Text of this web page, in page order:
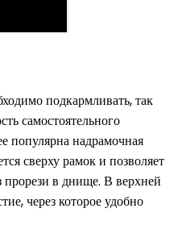
подкармливать, так
самостоятельного
популярна надрамочная
сверху рамок и позволяет
прорези в днище. В верхней
через которое удобно